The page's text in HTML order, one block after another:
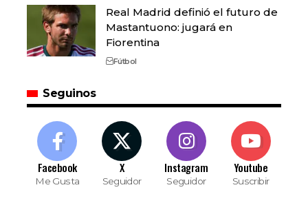
Real Madrid definió el futuro de
Mastantuono: jugará en
Fiorentina
Fútbol
Seguinos
Facebook
Me Gusta
X
Seguidor
Instagram
Seguidor
Youtube
Suscribir